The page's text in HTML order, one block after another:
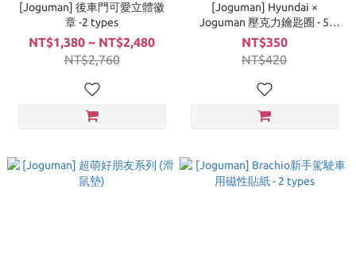
[Joguman] 後車門可愛立體徽
章 -2 types
NT$1,380 ~ NT$2,480
NT$2,760
[Joguman] Hyundai ×
Joguman 壓克力鑰匙圈 - 5
types
NT$350
NT$420